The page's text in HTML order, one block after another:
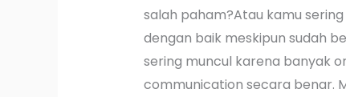
salah paham?Atau kamu
dengan baik meskipun sudah
sering muncul karena banyak
communication secara benar.